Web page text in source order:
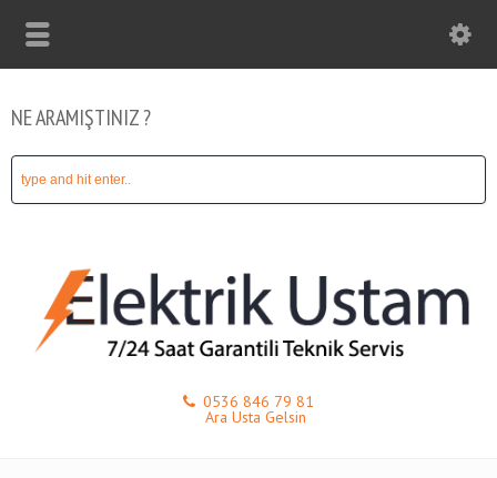
NE ARAMIŞTINIZ ?
0536 846 79 81
Ara Usta Gelsin